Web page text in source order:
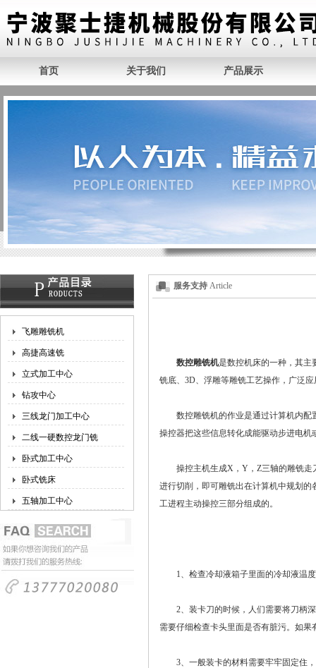
首页 关于我们 产品展示
飞雕雕铣机
高捷高速铣
立式加工中心
钻攻中心
三线龙门加工中心
二线一硬数控龙门铣
卧式加工中心
卧式铣床
五轴加工中心
服务支持 Article
数控雕铣机是数控机床的一种，其主
铣底、3D、浮雕等雕铣工艺操作，广泛
数控雕铣机的作业是通过计算机内配
操控器把这些信息转化成能驱动步进电
操控主机生成X，Y，Z三轴的雕铣走
进行切削，即可雕铣出在计算机中规划
工进程主动操控三部分组成的。
1、检查冷却液箱子里面的冷却液温度
2、装卡刀的时候，人们需要将刀柄深
需要仔细检查卡头里面是否有脏污。如
3、一般装卡的材料需要牢牢固定住，